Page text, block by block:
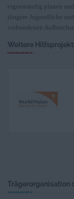
eigenständig planen
jüngere Jugendliche
verbundenen
Weitere
Trägerorganisation